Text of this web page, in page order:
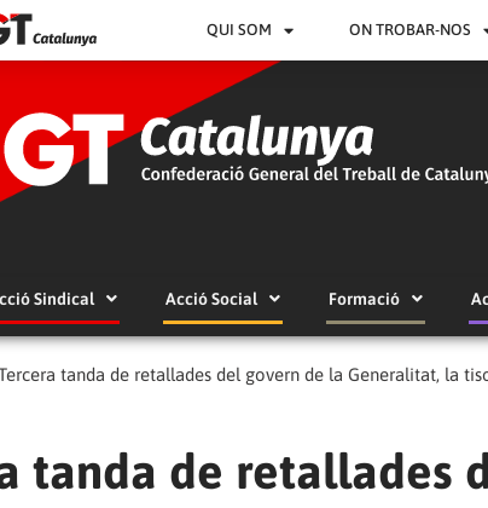
QUI SOM ON TROBAR-NOS
Sindical Acció Social Formació
tanda de retallades del govern de la Generalitat, la
tanda de retallades